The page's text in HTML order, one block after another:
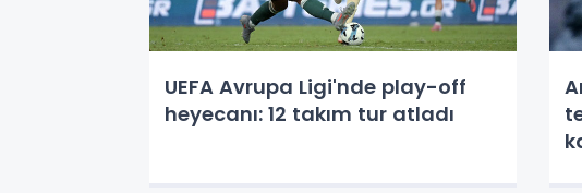
UEFA Avrupa Ligi'nde play-off
heyecanı: 12 takım tur atladı